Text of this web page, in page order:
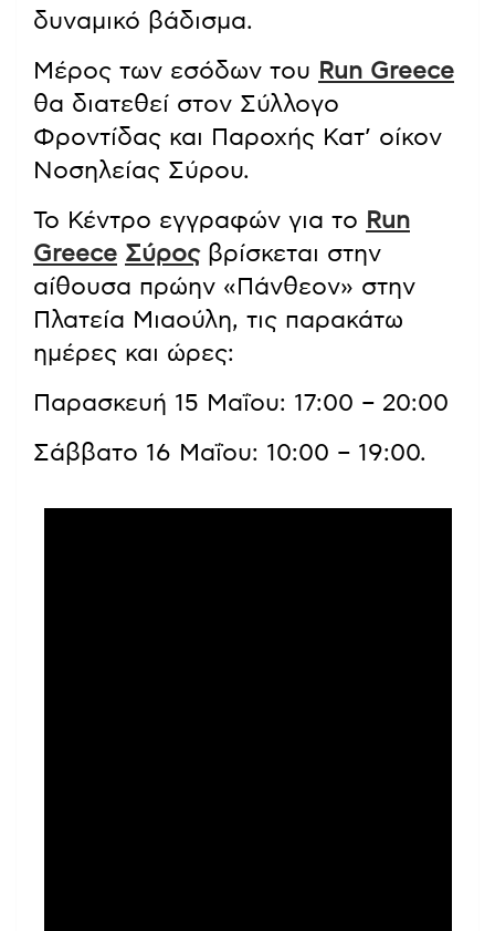
δυναμικό βάδισμα.
Μέρος των εσόδων του Run Greece
θα διατεθεί στον Σύλλογο
Φροντίδας και Παροχής Κατ’ οίκον
Νοσηλείας Σύρου.
Το Κέντρο εγγραφών για το Run
Greece Σύροςβρίσκεται στην
αίθουσα πρώην «Πάνθεον» στην
Πλατεία Μιαούλη, τις παρακάτω
ημέρες και ώρες:
Παρασκευή 15 Μαΐου: 17:00 – 20:00
Σάββατο 16 Μαΐου: 10:00 – 19:00.